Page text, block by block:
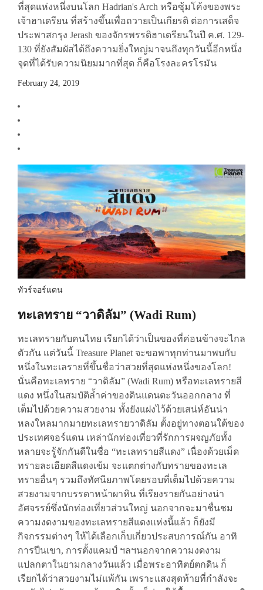
ที่สุดแห่งหนึ่งบนโลก Hadrian's Arch หรือซุ้มโค้งของพระ
เจ้าฮาเดรียน ที่สร้างขึ้นเพื่อถวายเป็นเกียรติ ต่อการเสด็จ
ประพาสกรุง Jerash ของจักรพรรดิฮาเดรียนในปี ค.ศ. 129-
130 ที่ยังสัมผัสได้ถึงความยิ่งใหญ่มาจนถึงทุกวันนี้อีกหนึ่ง
จุดที่ได้รับความนิยมมากที่สุด ก็คือโรงละครโรมัน
February 24, 2019
ทัวร์จอร์แดน
ทะเลทราย “วาดิลัม” (Wadi Rum)
ทะเลทรายกับคนไทย เรียกได้ว่าเป็นของที่ค่อนข้างจะไกล
ตัวกัน แต่วันนี้ Treasure Planet จะขอพาทุกท่านมาพบกับ
หนึ่งในทะเลรายที่ขึ้นชื่อว่าสวยที่สุดแห่งหนึ่งของโลก!
นั่นคือทะเลทราย “วาดิลัม” (Wadi Rum) หรือทะเลทรายสี
แดง หนึ่งในสมบัติล้ำค่าของดินแดนตะวันออกกลาง ที่
เต็มไปด้วยความสวยงาม ทั้งยังแฝงไว้ด้วยเสน่ห์อันน่า
หลงใหลมากมายทะเลทรายวาดิลัม ตั้งอยู่ทางตอนใต้ของ
ประเทศจอร์แดน เหล่านักท่องเที่ยวที่รักการผจญภัยทั้ง
หลายจะรู้จักกันดีในชื่อ “ทะเลทรายสีแดง” เนื่องด้วยเม็ด
ทรายละเอียดสีแดงเข้ม จะแตกต่างกับทรายของทะเล
ทรายอื่นๆ รวมถึงทัศนียภาพโดยรอบที่เต็มไปด้วยความ
สวยงามจากบรรดาหน้าผาหิน ที่เรียงรายกันอย่างน่า
อัศจรรย์ซึ่งนักท่องเที่ยวส่วนใหญ่ นอกจากจะมาชื่นชม
ความงดงามของทะเลทรายสีแดงแห่งนี้แล้ว ก็ยังมี
กิจกรรมต่างๆ ให้ได้เลือกเก็บเกี่ยวประสบการณ์กัน อาทิ
การปีนเขา, การตั้งแคมป์ ฯลฯนอกจากความงดงาม
แปลกตาในยามกลางวันแล้ว เมื่อพระอาทิตย์ตกดิน ก็
เรียกได้ว่าสวยงามไม่แพ้กัน เพราะแสงสุดท้ายที่กำลังจะ